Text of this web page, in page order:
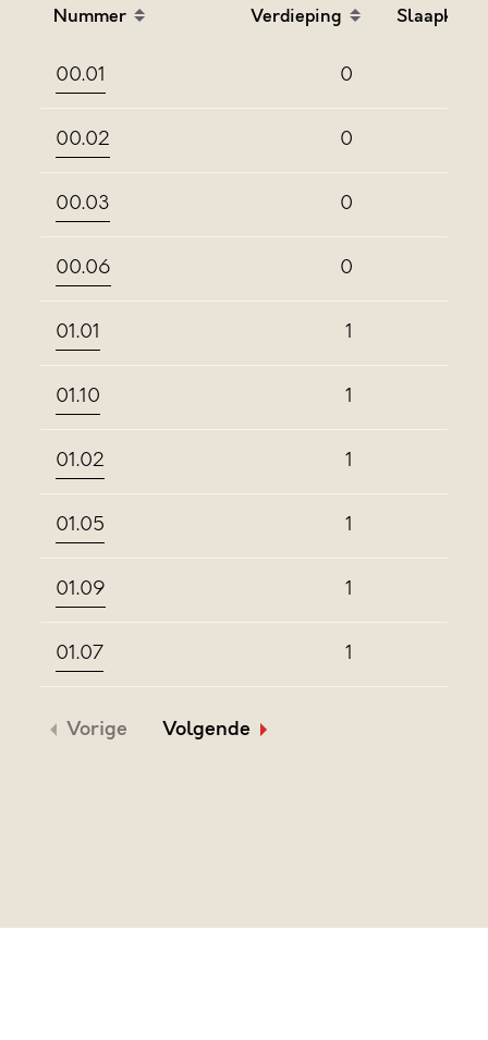
Nummer
Sort table by Nummer in descending order
Verdieping
Sort table by
00.01 0
00.02 0
00.03 0
00.06 0
01.01 1
01.10 1
01.02 1
01.05 1
01.09 1
01.07 1
Vorige Volgende